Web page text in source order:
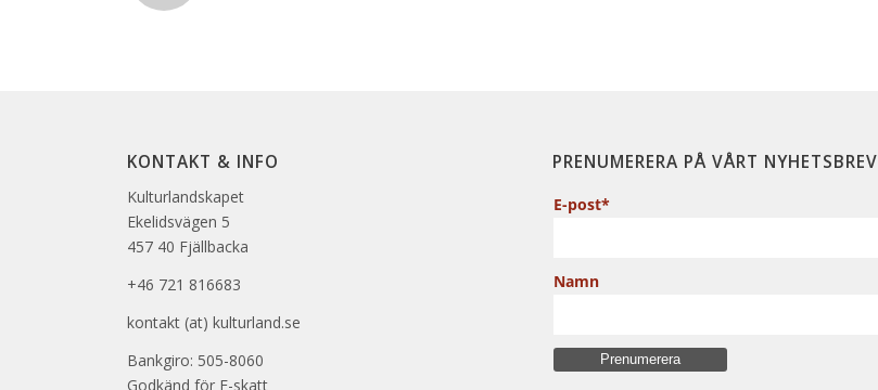
KONTAKT & INFO
Kulturlandskapet
Ekelidsvägen 5
457 40 Fjällbacka
+46 721 816683
kontakt (at) kulturland.se
Bankgiro: 505-8060
Godkänd för F-skatt
PRENUMERERA PÅ VÅRT NYHETSBREV
E-post*
Namn